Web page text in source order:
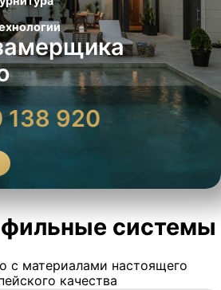
138 920
системы
с материалами настоящего
качества